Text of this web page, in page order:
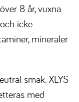
8 år, vuxna
icke
mineraler
smak. XLYS
med